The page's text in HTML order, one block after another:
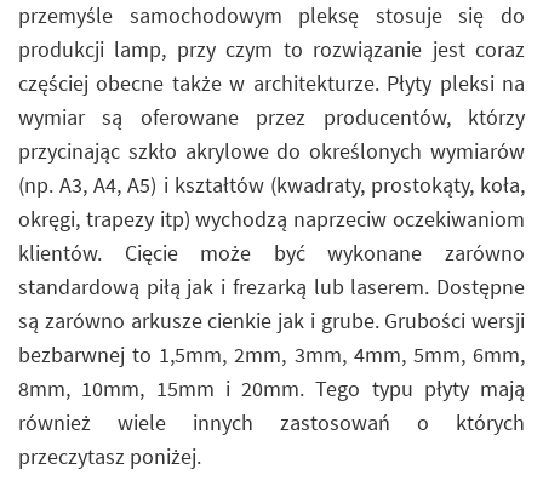
przemyśle samochodowym pleksę stosuje się do
produkcji lamp, przy czym to rozwiązanie jest coraz
częściej obecne także w architekturze. Płyty pleksi na
wymiar są oferowane przez producentów, którzy
przycinając szkło akrylowe do określonych wymiarów
(np. A3, A4, A5) i kształtów (kwadraty, prostokąty, koła,
okręgi, trapezy itp) wychodzą naprzeciw oczekiwaniom
klientów. Cięcie może być wykonane zarówno
standardową piłą jak i frezarką lub laserem. Dostępne
są zarówno arkusze cienkie jak i grube. Grubości wersji
bezbarwnej to 1,5mm, 2mm, 3mm, 4mm, 5mm, 6mm,
8mm, 10mm, 15mm i 20mm. Tego typu płyty mają
również wiele innych zastosowań o których
przeczytasz poniżej.